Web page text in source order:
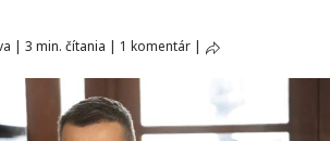
| 3 min. čítania | 1 komentár |